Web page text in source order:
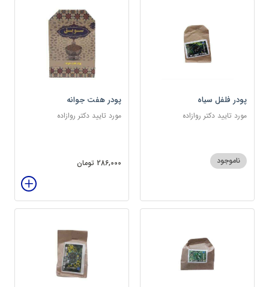
پودر فلفل سیاه
مورد تایید دکتر روازاده
ناموجود
پودر هفت جوانه
مورد تایید دکتر روازاده
286,000 تومان